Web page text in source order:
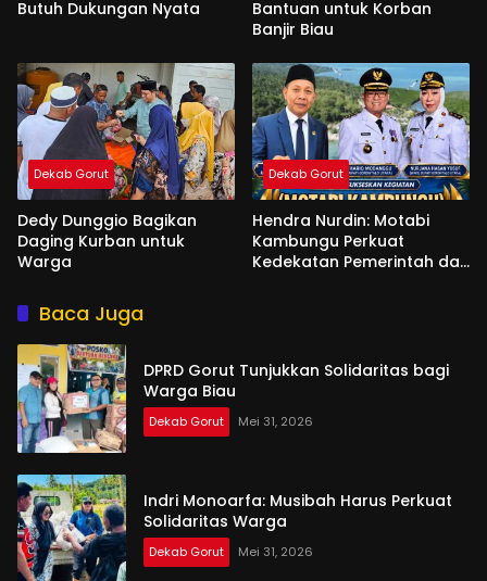
Butuh Dukungan Nyata
Bantuan untuk Korban
Banjir Biau
Dekab Gorut
Dedy Dunggio Bagikan
Daging Kurban untuk
Warga
Dekab Gorut
Hendra Nurdin: Motabi
Kambungu Perkuat
Kedekatan Pemerintah dan
Baca Juga
DPRD Gorut Tunjukkan Solidaritas bagi
Warga Biau
Dekab Gorut Mei 31, 2026
Indri Monoarfa: Musibah Harus Perkuat
Solidaritas Warga
Dekab Gorut Mei 31, 2026